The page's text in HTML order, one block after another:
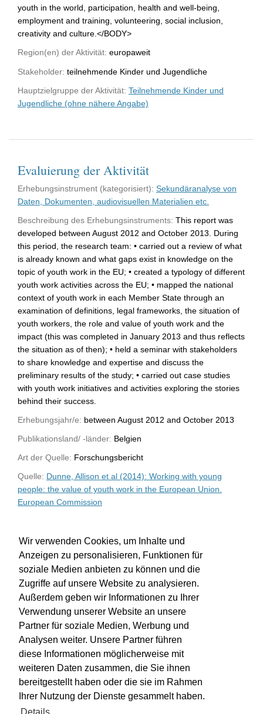
Wir verwenden Cookies, um Inhalte und
Anzeigen zu personalisieren, Funktionen für
soziale Medien anbieten zu können und die
Zugriffe auf unsere Website zu analysieren.
Außerdem geben wir Informationen zu Ihrer
Verwendung unserer Website an unsere
Partner für soziale Medien, Werbung und
Analysen weiter. Unsere Partner führen
diese Informationen möglicherweise mit
weiteren Daten zusammen, die Sie ihnen
bereitgestellt haben oder die sie im Rahmen
Ihrer Nutzung der Dienste gesammelt haben.
youth in the world, participation, health and well-being,
employment and training, volunteering, social inclusion,
creativity and culture.</BODY>
Region(en) der Aktivität: europaweit
Stakeholder: teilnehmende Kinder und Jugendliche
Hauptzielgruppe der Aktivität: Teilnehmende Kinder und
Jugendliche (ohne nähere Angabe)
Evaluierung der Aktivität
Erhebungsinstrument (kategorisiert): Sekundäranalyse von
Daten, Dokumenten, audiovisuellen Materialien etc.
Beschreibung des Erhebungsinstruments: This report was
developed between August 2012 and October 2013. During
this period, the research team: • carried out a review of what
is already known and what gaps exist in knowledge on the
topic of youth work in the EU; • created a typology of different
youth work activities across the EU; • mapped the national
context of youth work in each Member State through an
examination of definitions, legal frameworks, the situation of
youth workers, the role and value of youth work and the
impact (this was completed in January 2013 and thus reflects
the situation as of then); • held a seminar with stakeholders
to share knowledge and expertise and discuss the
preliminary results of the study; • carried out case studies
with youth work initiatives and activities exploring the stories
behind their success.
Erhebungsjahr/e: between August 2012 and October 2013
Publikationsland/ -länder: Belgien
Art der Quelle: Forschungsbericht
Quelle: Dunne, Allison et al (2014): Working with young
people: the value of youth work in the European Union.
European Commission
Impressum Kontakt Hilfe
Datenschutz
Barrierefreiheit